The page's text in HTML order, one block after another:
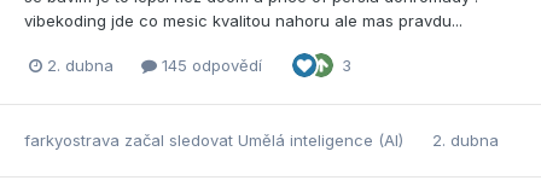
vibekoding jde co mesic kvalitou nahoru ale mas pravdu...
2. dubna 145 odpovědí 3
farkyostrava začal sledovat Umělá inteligence (AI) 2. dubna